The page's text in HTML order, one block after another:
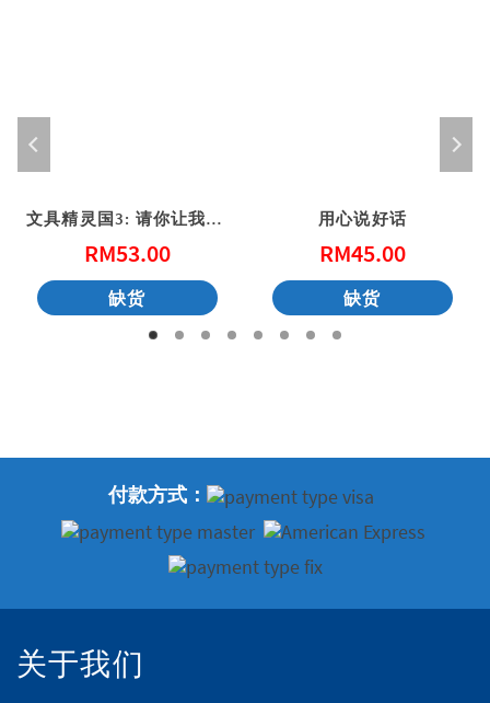
文具精灵国3: 请你让我帮帮忙 (港版)
RM53.00
缺货
用心说好话
RM45.00
缺货
付款方式：
关于我们